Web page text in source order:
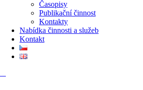
Časopisy
Publikační činnost
Kontakty
Nabídka činnosti a služeb
Kontakt